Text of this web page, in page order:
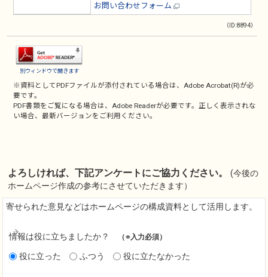
お問い合わせフォーム
（ID:8894）
別ウィンドウで開きます
※資料としてPDFファイルが添付されている場合は、Adobe Acrobat(R)が必
要です。
PDF書類をご覧になる場合は、Adobe Readerが必要です。正しく表示されな
い場合、最新バージョンをご利用ください。